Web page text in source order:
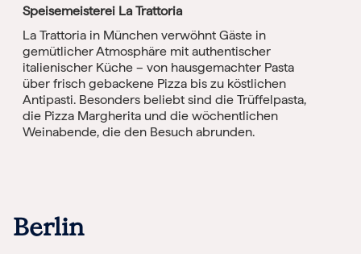
Speisemeisterei La Trattoria
La Trattoria in München verwöhnt Gäste in
gemütlicher Atmosphäre mit authentischer
italienischer Küche – von hausgemachter Pasta
über frisch gebackene Pizza bis zu köstlichen
Antipasti. Besonders beliebt sind die Trüffelpasta,
die Pizza Margherita und die wöchentlichen
Weinabende, die den Besuch abrunden.
Berlin